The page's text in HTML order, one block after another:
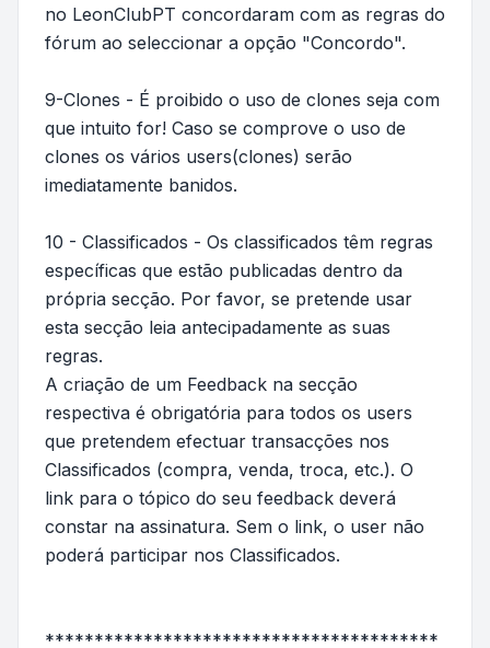
no LeonClubPT concordaram com as regras do
fórum ao seleccionar a opção "Concordo".
9-Clones - É proibido o uso de clones seja com
que intuito for! Caso se comprove o uso de
clones os vários users(clones) serão
imediatamente banidos.
10 - Classificados - Os classificados têm regras
específicas que estão publicadas dentro da
própria secção. Por favor, se pretende usar
esta secção leia antecipadamente as suas
regras.
A criação de um Feedback na secção
respectiva é obrigatória para todos os users
que pretendem efectuar transacções nos
Classificados (compra, venda, troca, etc.). O
link para o tópico do seu feedback deverá
constar na assinatura. Sem o link, o user não
poderá participar nos Classificados.
****************************************